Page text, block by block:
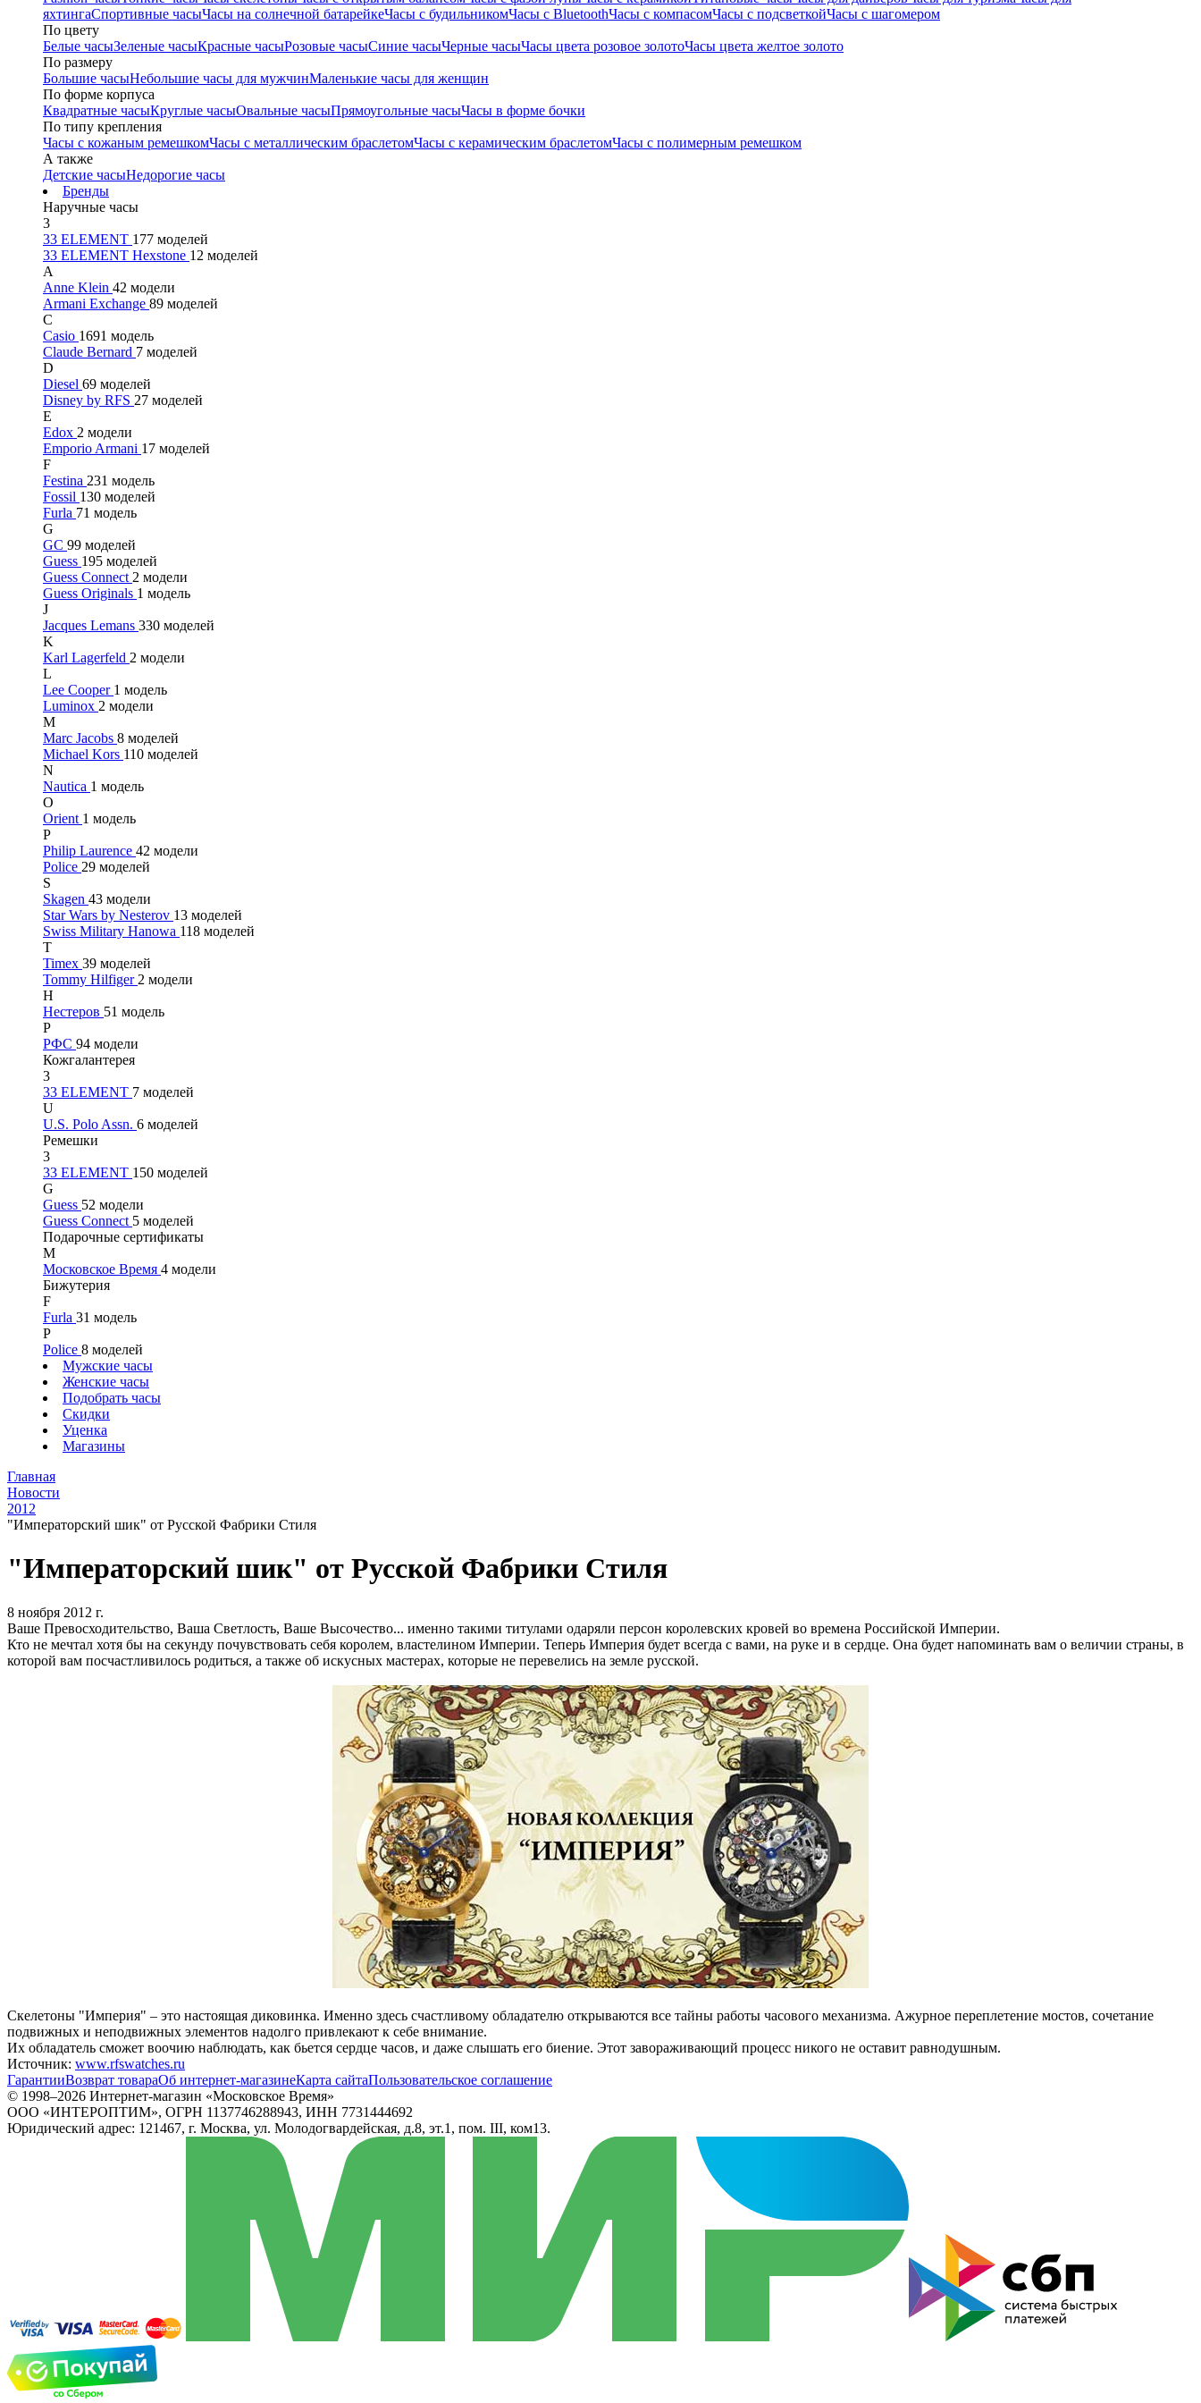
яхтингаСпортивные часыЧасы на солнечной батарейкеЧасы с будильникомЧасы с BluetoothЧасы с компасомЧасы с подсветкойЧасы с шагомером
По цвету
Белые часыЗеленые часыКрасные часыРозовые часыСиние часыЧерные часыЧасы цвета розовое золотоЧасы цвета желтое золото
По размеру
Большие часыНебольшие часы для мужчинМаленькие часы для женщин
По форме корпуса
Квадратные часыКруглые часыОвальные часыПрямоугольные часыЧасы в форме бочки
По типу крепления
Часы с кожаным ремешкомЧасы с металлическим браслетомЧасы с керамическим браслетомЧасы с полимерным ремешком
А также
Детские часыНедорогие часы
Бренды
Наручные часы
3
33 ELEMENT 177 моделей
33 ELEMENT Hexstone 12 моделей
A
Anne Klein 42 модели
Armani Exchange 89 моделей
C
Casio 1691 модель
Claude Bernard 7 моделей
D
Diesel 69 моделей
Disney by RFS 27 моделей
E
Edox 2 модели
Emporio Armani 17 моделей
F
Festina 231 модель
Fossil 130 моделей
Furla 71 модель
G
GC 99 моделей
Guess 195 моделей
Guess Connect 2 модели
Guess Originals 1 модель
J
Jacques Lemans 330 моделей
K
Karl Lagerfeld 2 модели
L
Lee Cooper 1 модель
Luminox 2 модели
M
Marc Jacobs 8 моделей
Michael Kors 110 моделей
N
Nautica 1 модель
O
Orient 1 модель
P
Philip Laurence 42 модели
Police 29 моделей
S
Skagen 43 модели
Star Wars by Nesterov 13 моделей
Swiss Military Hanowa 118 моделей
T
Timex 39 моделей
Tommy Hilfiger 2 модели
Н
Нестеров 51 модель
Р
РФС 94 модели
Кожгалантерея
3
33 ELEMENT 7 моделей
U
U.S. Polo Assn. 6 моделей
Ремешки
3
33 ELEMENT 150 моделей
G
Guess 52 модели
Guess Connect 5 моделей
Подарочные сертификаты
М
Московское Время 4 модели
Бижутерия
F
Furla 31 модель
P
Police 8 моделей
Мужские часы
Женские часы
Подобрать часы
Скидки
Уценка
Магазины
Главная
Новости
2012
"Императорский шик" от Русской Фабрики Стиля
"Императорский шик" от Русской Фабрики Стиля
8 ноября 2012 г.
Ваше Превосходительство, Ваша Светлость, Ваше Высочество... именно такими титулами одаряли персон королевских кровей во времена Российской Империи.
Кто не мечтал хотя бы на секунду почувствовать себя королем, властелином Империи. Теперь Империя будет всегда с вами, на руке и в сердце. Она будет напоминать вам о величии страны, в
которой вам посчастливилось родиться, а также об искусных мастерах, которые не перевелись на земле русской.
Скелетоны "Империя" – это настоящая диковинка. Именно здесь счастливому обладателю открываются все тайны работы часового механизма. Ажурное переплетение мостов, сочетание
подвижных и неподвижных элементов надолго привлекают к себе внимание.
Их обладатель сможет воочию наблюдать, как бьется сердце часов, и даже слышать его биение. Этот завораживающий процесс никого не оставит равнодушным.
Источник: www.rfswatches.ru
ГарантииВозврат товараОб интернет-магазинеКарта сайтаПользовательское соглашение
© 1998–2026 Интернет-магазин «Московское Время»
ООО «ИНТЕРОПТИМ», ОГРН 1137746288943, ИНН 7731444692
Юридический адрес: 121467, г. Москва, ул. Молодогвардейская, д.8, эт.1, пом. III, ком13.